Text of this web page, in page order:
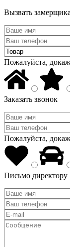
Вызвать замерщика
Пожалуйста,
Заказать звонок
Пожалуйста,
Письмо директору